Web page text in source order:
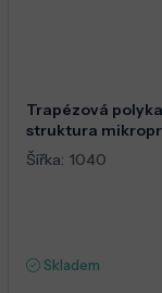
Trapézová
struktura
Šířka: 1040
Skladem